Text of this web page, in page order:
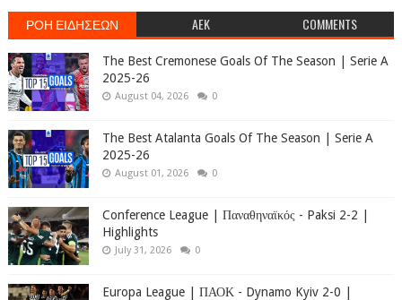
ΡΟΗ ΕΙΔΗΣΕΩΝ AEK COMMENTS
The Best Cremonese Goals Of The Season | Serie A
2025-26
August 04, 2026 0
The Best Atalanta Goals Of The Season | Serie A
2025-26
August 01, 2026 0
Conference League | Παναθηναϊκός - Paksi 2-2 |
Highlights
July 31, 2026 0
Europa League | ΠΑΟΚ - Dynamo Kyiv 2-0 |